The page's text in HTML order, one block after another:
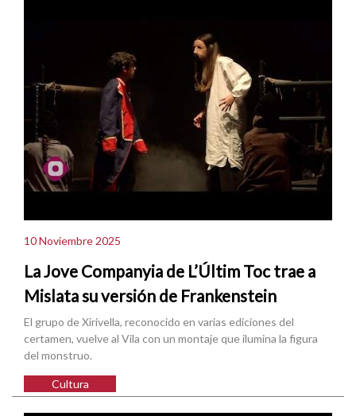
10 Noviembre 2025
La Jove Companyia de L’Últim Toc trae a
Mislata su versión de Frankenstein
El grupo de Xirivella, reconocido en varias ediciones del
certamen, vuelve al Vila con un montaje que ilumina la figura
del monstruo.
Cultura